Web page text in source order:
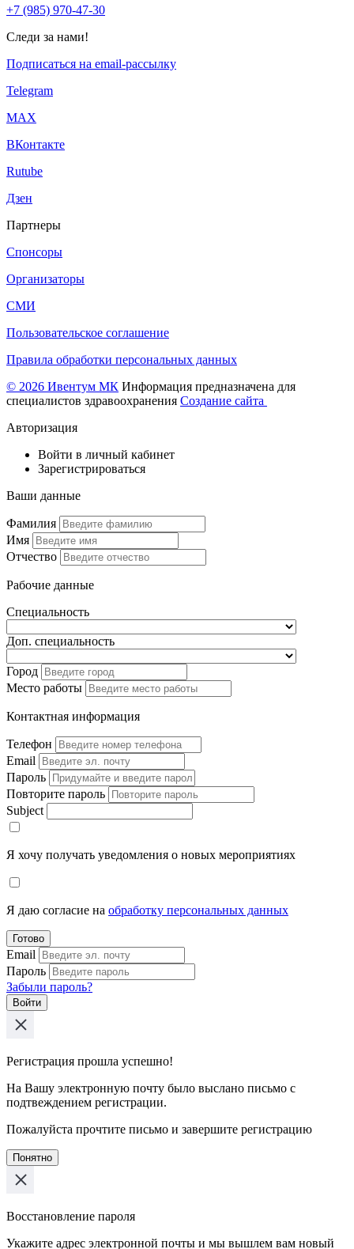
+7 (985) 970-47-30
Следи за нами!
Подписаться на email-рассылку
Telegram
МАХ
ВКонтакте
Rutube
Дзен
Партнеры
Спонсоры
Организаторы
СМИ
Пользовательское соглашение
Правила обработки персональных данных
© 2026 Ивентум МК Информация предназначена для
специалистов здравоохранения Создание сайта
Авторизация
Войти в личный кабинет
Зарегистрироваться
Ваши данные
Фамилия
Имя
Отчество
Рабочие данные
Специальность
Доп. специальность
Город
Место работы
Контактная информация
Телефон
Email
Пароль
Повторите пароль
Subject
Я хочу получать уведомления о новых мероприятиях
Я даю согласие на обработку персональных данных
Готово
Email
Пароль
Забыли пароль?
Войти
Регистрация прошла успешно!
На Вашу электронную почту было выслано письмо с
подтвеждением регистрации.
Пожалуйста прочтите письмо и завершите регистрацию
Понятно
Восстановление пароля
Укажите адрес электронной почты и мы вышлем вам новый